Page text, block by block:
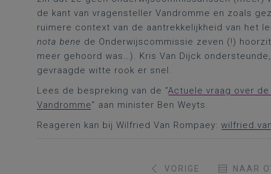
de kant van vragensteller Vandromme en zoals
ruimere context van de aantrekkelijkheid van het
nota bene de Onderwijscommissie zeven (!)
meer gehoord was…). Kris Van Dijck
gevraagde witte rook er snel.
Lees de bespreking van de “Actuele vraag over
Vandromme” aan minister Ben Weyts.
Reageren kan bij Wilfried Van Rompaey:
VORIGE NAAR